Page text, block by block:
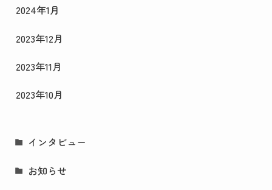
2024年1月
2023年12月
2023年11月
2023年10月
インタビュー
お知らせ